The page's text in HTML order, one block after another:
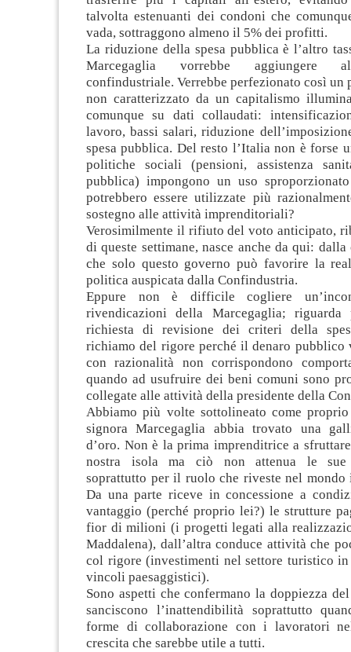
talvolta estenuanti dei condoni che
vada, sottraggono almeno il 5% dei profitti.
La riduzione della spesa pubblica è l’altro
Marcegaglia vorrebbe aggiungere
confindustriale. Verrebbe perfezionato così un
non caratterizzato da un capitalismo
comunque su dati collaudati:
lavoro, bassi salari, riduzione
spesa pubblica. Del resto l’Italia non è forse
politiche sociali (pensioni, assistenza
pubblica) impongono un uso
potrebbero essere utilizzate più
sostegno alle attività imprenditoriali?
Verosimilmente il rifiuto del voto anticipato,
di queste settimane, nasce anche da qui: dalla
che solo questo governo può favorire la
politica auspicata dalla Confindustria.
Eppure non è difficile cogliere
rivendicazioni della Marcegaglia;
richiesta di revisione dei criteri della
richiamo del rigore perché il denaro pubblico
con razionalità non corrispondono
quando ad usufruire dei beni comuni sono
collegate alle attività della presidente della
Abbiamo più volte sottolineato come
signora Marcegaglia abbia trovato una
d’oro. Non è la prima imprenditrice a
nostra isola ma ciò non attenua le sue
soprattutto per il ruolo che riveste nel mondo
Da una parte riceve in concessione a
vantaggio (perché proprio lei?) le strutture
fior di milioni (i progetti legati alla
Maddalena), dall’altra conduce attività che
col rigore (investimenti nel settore turistico in
vincoli paesaggistici).
Sono aspetti che confermano la doppiezza
sanciscono l’inattendibilità soprattutto
forme di collaborazione con i lavoratori
crescita che sarebbe utile a tutti.